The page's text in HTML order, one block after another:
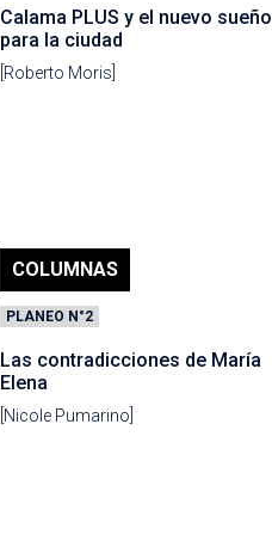
Calama PLUS y el nuevo sueño
para la ciudad
[Roberto Moris]
COLUMNAS
PLANEO N°2
Las contradicciones de María
Elena
[Nicole Pumarino]